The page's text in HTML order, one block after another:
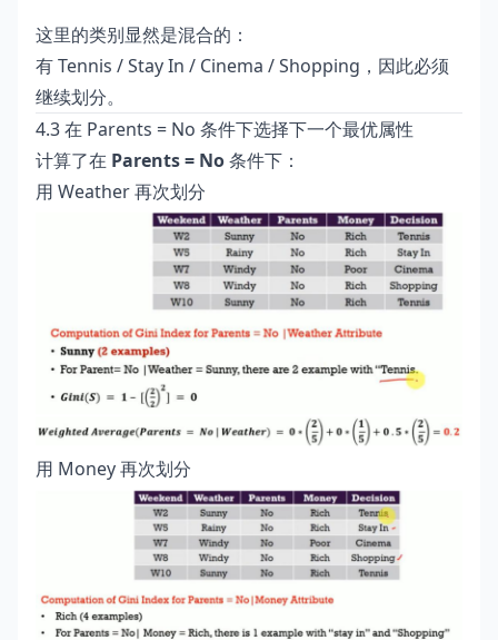
这里的类别显然是混合的：
有 Tennis / Stay In / Cinema / Shopping，因此必须
继续划分。
4.3 在 Parents = No 条件下选择下一个最优属性
计算了在 Parents = No条件下：
用 Weather 再次划分
用 Money 再次划分